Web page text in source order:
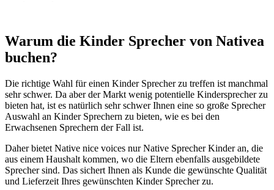
Warum die Kinder Sprecher von Nativea
buchen?
Die richtige Wahl für einen Kinder Sprecher zu treffen ist manchmal
sehr schwer. Da aber der Markt wenig potentielle Kindersprecher zu
bieten hat, ist es natürlich sehr schwer Ihnen eine so große Sprecher
Auswahl an Kinder Sprechern zu bieten, wie es bei den
Erwachsenen Sprechern der Fall ist.
Daher bietet Native nice voices nur Native Sprecher Kinder an, die
aus einem Haushalt kommen, wo die Eltern ebenfalls ausgebildete
Sprecher sind. Das sichert Ihnen als Kunde die gewünschte Qualität
und Lieferzeit Ihres gewünschten Kinder Sprecher zu.